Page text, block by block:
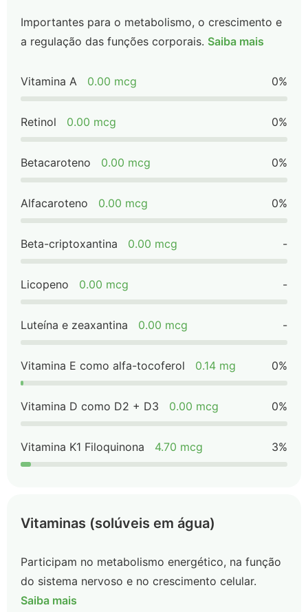
Importantes para o metabolismo, o crescimento e
a regulação das funções corporais. Saiba mais
Vitamina A 0.00 mcg 0%
Retinol 0.00 mcg 0%
Betacaroteno 0.00 mcg 0%
Alfacaroteno 0.00 mcg 0%
Beta-criptoxantina 0.00 mcg -
Licopeno 0.00 mcg -
Luteína e zeaxantina 0.00 mcg -
Vitamina E como alfa-tocoferol 0.14 mg 0%
Vitamina D como D2 + D3 0.00 mcg 0%
Vitamina K1 Filoquinona 4.70 mcg 3%
Vitaminas (solúveis em água)
Participam no metabolismo energético, na função
do sistema nervoso e no crescimento celular.
Saiba mais